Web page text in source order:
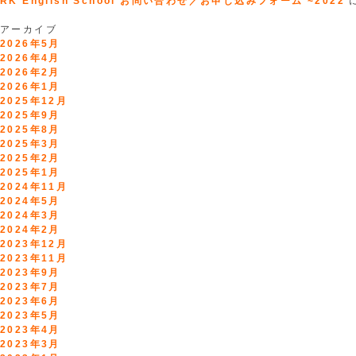
アーカイブ
2026年5月
2026年4月
2026年2月
2026年1月
2025年12月
2025年9月
2025年8月
2025年3月
2025年2月
2025年1月
2024年11月
2024年5月
2024年3月
2024年2月
2023年12月
2023年11月
2023年9月
2023年7月
2023年6月
2023年5月
2023年4月
2023年3月